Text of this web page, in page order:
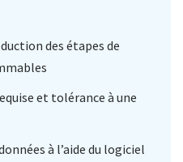
des étapes de
et tolérance à une
à l’aide du logiciel